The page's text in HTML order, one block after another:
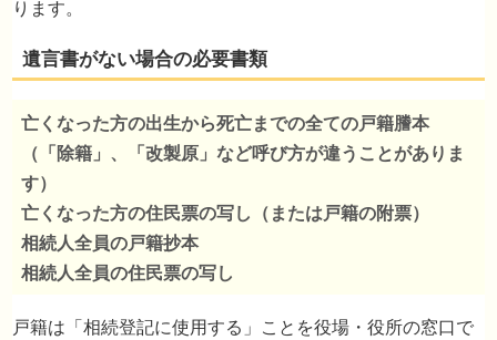
遺言書がある場合の必要書類
ります。
亡くなった方の出生から死亡までの全ての戸籍謄本
（「除籍」、「改製原」など呼び方が違うことがありま
す）
亡くなった方の住民票の写し（または戸籍の附票）
相続人全員の戸籍抄本
相続人全員の住民票の写し
戸籍は「相続登記に使用する」ことを役場・役所の窓口で